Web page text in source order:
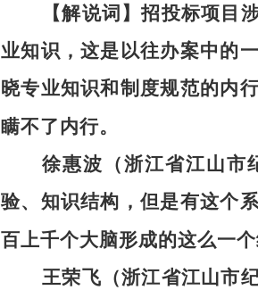
【解说词】招投标项目
业知识，这是以往办案中的
晓专业知识和制度规范的内
瞒不了内行。
徐惠波（浙江省江山市
验、知识结构，但是有这个
百上千个大脑形成的这么一
王荣飞（浙江省江山市